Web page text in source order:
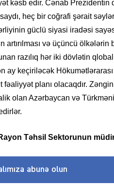
kəsb edir. Cənab Prezidentin
heç bir coğrafi şərait
güclü siyasi iradəsi
artırılması və üçüncü
razılıq hər iki dövlətin
ay keçiriləcək
fəaliyyət planı olacaqdır.
olan Azərbaycan və
Təhsil Sektorunun
abunə olun